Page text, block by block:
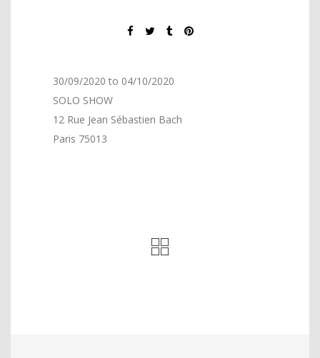
30/09/2020 to 04/10/2020
SOLO SHOW
12 Rue Jean Sébastien Bach
Paris 75013